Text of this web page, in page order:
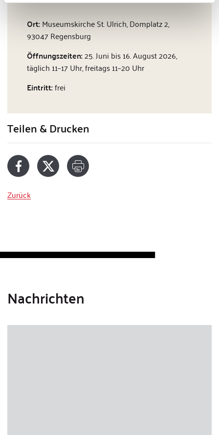
Ort:Museumskirche St. Ulrich, Domplatz 2,
93047 Regensburg
Öffnungszeiten:25. Juni bis 16. August 2026,
täglich 11–17 Uhr, freitags 11–20 Uhr
Eintritt:frei
Teilen & Drucken
Zurück
Nachrichten